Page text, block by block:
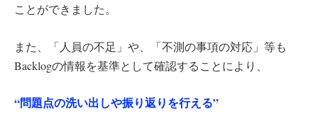
ことができました。
また、「人員の不足」や、「不測の事項の対応」等も
Backlogの情報を基準として確認することにより、
“問題点の洗い出しや振り返りを行える”